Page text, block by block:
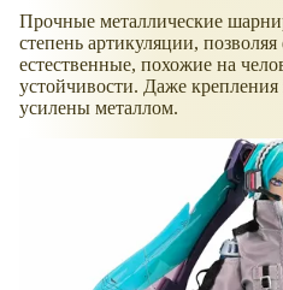
Прочные металлические
степень артикуляции,
естественные, похожие на
устойчивости. Даже
усилены металлом.